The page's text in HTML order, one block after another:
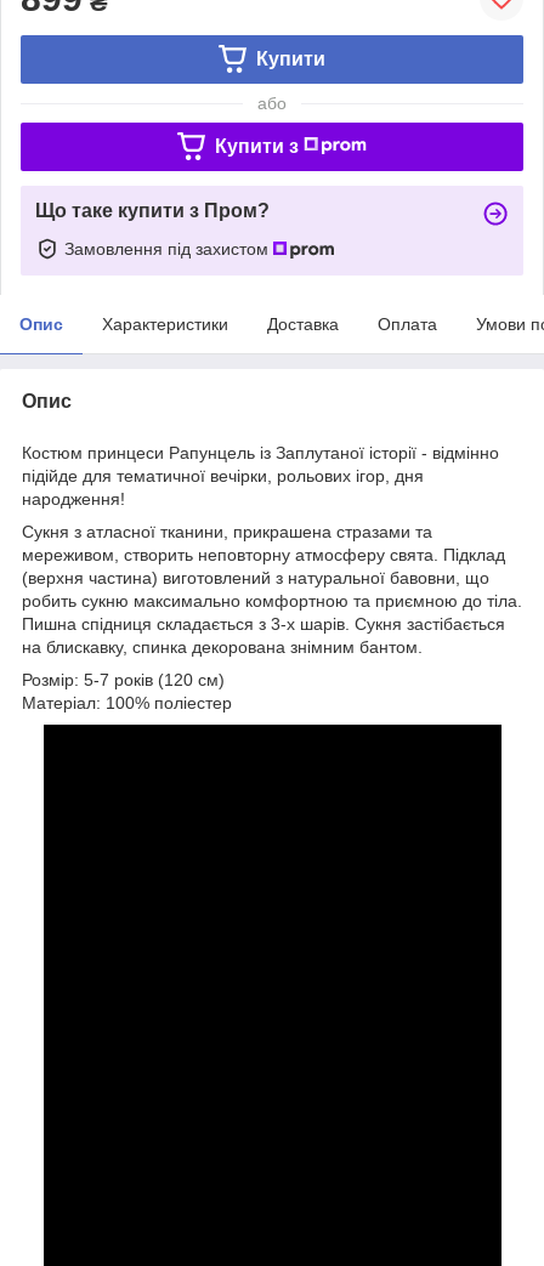
Купити
або
Купити з
Що таке купити з Пром?
Замовлення під захистом
Опис Характеристики Доставка Оплата Умови
Опис
Костюм принцеси Рапунцель із Заплутаної історії - відмінно
підійде для тематичної вечірки, рольових ігор, дня
народження!
Сукня з атласної тканини, прикрашена стразами та
мереживом, створить неповторну атмосферу свята. Підклад
(верхня частина) виготовлений з натуральної бавовни, що
робить сукню максимально комфортною та приємною до тіла.
Пишна спідниця складається з 3-х шарів. Сукня застібається
на блискавку, спинка декорована знімним бантом.
Розмір: 5-7 років (120 см)
Матеріал: 100% поліестер